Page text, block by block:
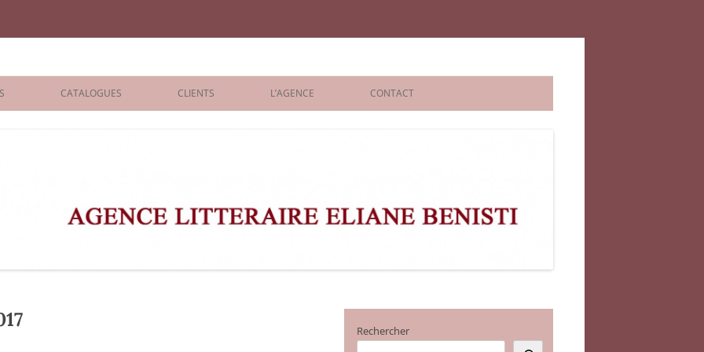
Benisti
CATALOGUES CLIENTS L’AGENCE CONTACT
Rechercher